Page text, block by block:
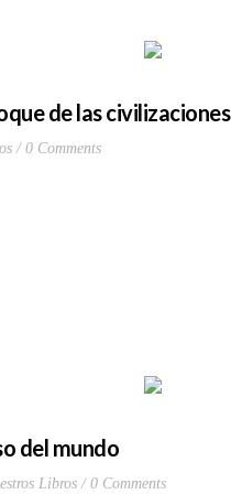
de las civilizaciones
0 Comments
del mundo
Libros 0 Comments